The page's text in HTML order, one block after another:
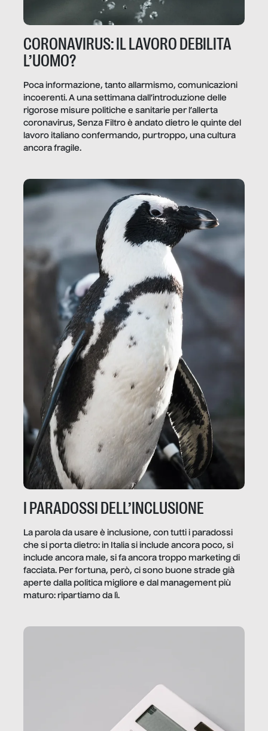
CORONAVIRUS: IL LAVORO DEBILITA
L’UOMO?
Poca informazione, tanto allarmismo, comunicazioni
incoerenti. A una settimana dall’introduzione delle
rigorose misure politiche e sanitarie per l’allerta
coronavirus, Senza Filtro è andato dietro le quinte del
lavoro italiano confermando, purtroppo, una cultura
ancora fragile.
I PARADOSSI DELL’INCLUSIONE
La parola da usare è inclusione, con tutti i paradossi
che si porta dietro: in Italia si include ancora poco, si
include ancora male, si fa ancora troppo marketing di
facciata. Per fortuna, però, ci sono buone strade già
aperte dalla politica migliore e dal management più
maturo: ripartiamo da lì.